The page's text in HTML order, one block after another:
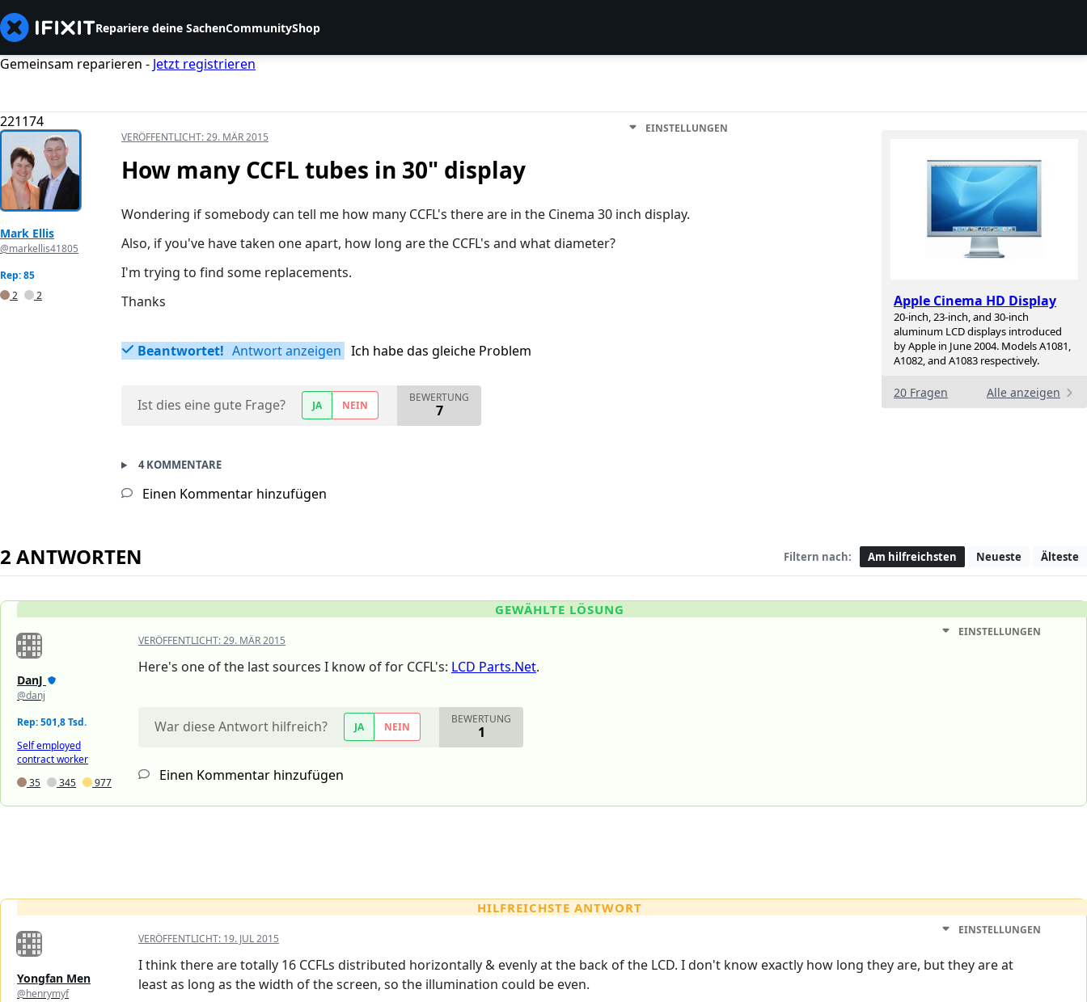
Repariere deine SachenCommunityShop
Gemeinsam reparieren - Jetzt registrieren
221174
Apple Cinema HD Display
20-inch, 23-inch, and 30-inch
aluminum LCD displays introduced
by Apple in June 2004. Models A1081,
A1082, and A1083 respectively.
20 Fragen Alle anzeigen
Mark Ellis
@markellis41805
Rep: 85
2
2
VERÖFFENTLICHT:29. MÄR 2015
EINSTELLUNGEN
How many CCFL tubes in 30" display
Wondering if somebody can tell me how many CCFL's there are in the Cinema 30 inch display.
Also, if you've have taken one apart, how long are the CCFL's and what diameter?
I'm trying to find some replacements.
Thanks
Beantwortet! Antwort anzeigen Ich habe das gleiche Problem
Ist dies eine gute Frage? JA NEIN
BEWERTUNG
7
4 KOMMENTARE
Einen Kommentar hinzufügen
2 ANTWORTEN Filtern nach: Am hilfreichsten Neueste Älteste
GEWÄHLTE LÖSUNG
DanJ
@danj
Rep: 501,8 Tsd.
Self employed
contract worker
35
345 977
VERÖFFENTLICHT:29. MÄR 2015
EINSTELLUNGEN
Here's one of the last sources I know of for CCFL's: LCD Parts.Net.
War diese Antwort hilfreich? JA NEIN
BEWERTUNG
1
Einen Kommentar hinzufügen
HILFREICHSTE ANTWORT
Yongfan Men
@henrymyf
VERÖFFENTLICHT: 19. JUL 2015
EINSTELLUNGEN
I think there are totally 16 CCFLs distributed horizontally & evenly at the back of the LCD. I don't know exactly how long they are, but they are at
least as long as the width of the screen, so the illumination could be even.